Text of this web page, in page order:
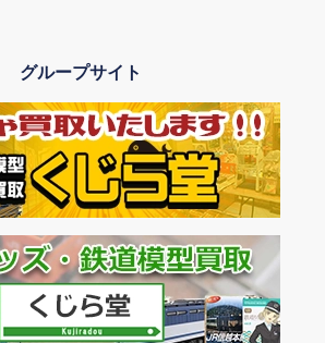
グループサイト